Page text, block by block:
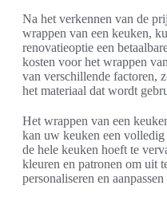
Na het verkennen van de
wrappen van een keuken,
renovatieoptie een
kosten voor het wrappen
van verschillende factoren,
het materiaal dat wordt
Het wrappen van een
kan uw keuken een
de hele keuken hoeft te
kleuren en patronen om uit
personaliseren en